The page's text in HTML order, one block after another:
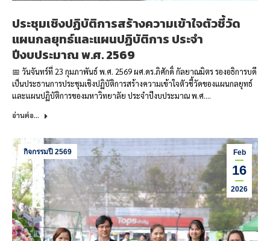
ประชุมเชิงปฏิบัติการสร้างความเข้าใจตัวชี้วัด
แผนกลยุทธ์และแผนปฏิบัติการ ประจำ
ปีงบประมาณ พ.ศ. 2569
📅 วันจันทร์ที่ 23 กุมภาพันธ์ พ.ศ. 2569 ผศ.ดร.ภิศักดิ์ กัลยาณมิตร รองอธิการบดี
เป็นประธานการประชุมเชิงปฏิบัติการสร้างความเข้าใจตัวชี้วัดของแผนกลยุทธ์
และแผนปฏิบัติการของมหาวิทยาลัย ประจำปีงบประมาณ พ.ศ.…
อ่านต่อ...
Feb
16
2026
กิจกรรมปี 2569